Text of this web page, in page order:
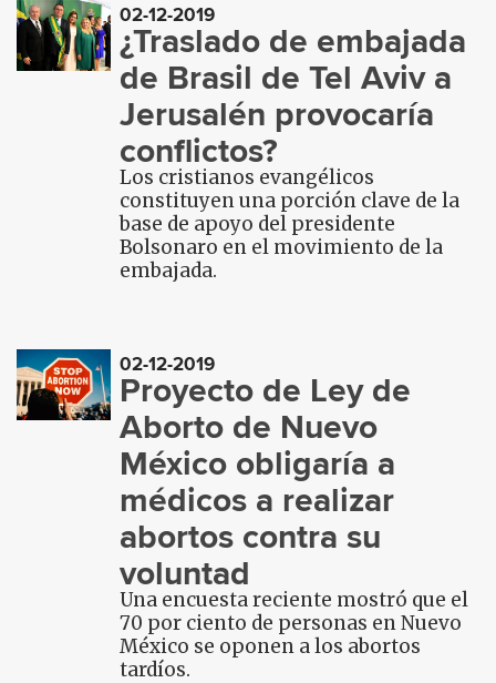
02-12-2019
¿Traslado de embajada
de Brasil de Tel Aviv a
Jerusalén provocaría
conflictos?
Los cristianos evangélicos
constituyen una porción clave de la
base de apoyo del presidente
Bolsonaro en el movimiento de la
embajada.
02-12-2019
Proyecto de Ley de
Aborto de Nuevo
México obligaría a
médicos a realizar
abortos contra su
voluntad
Una encuesta reciente mostró que el
70 por ciento de personas en Nuevo
México se oponen a los abortos
tardíos.